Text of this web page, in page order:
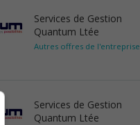
Services de Gestion
Quantum Ltée
Autres offres de l'entreprise
Services de Gestion
Quantum Ltée